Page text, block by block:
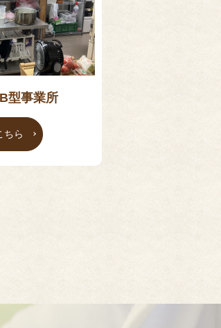
型事業所
ちら